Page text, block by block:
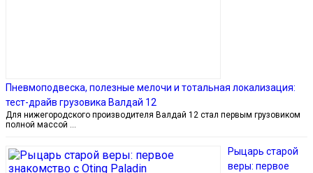
Пневмоподвеска, полезные мелочи и тотальная локализация:
тест-драйв грузовика Валдай 12
Для нижегородского производителя Валдай 12 стал первым грузовиком
полной массой …
Рыцарь старой
веры: первое